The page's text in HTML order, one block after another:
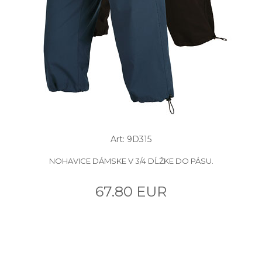
Art: 9D315
NOHAVICE DÁMSKE V 3/4 DĹŽKE DO PÁSU.
67.80 EUR